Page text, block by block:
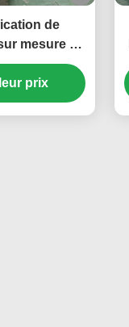
de
mesure en
applications
prix